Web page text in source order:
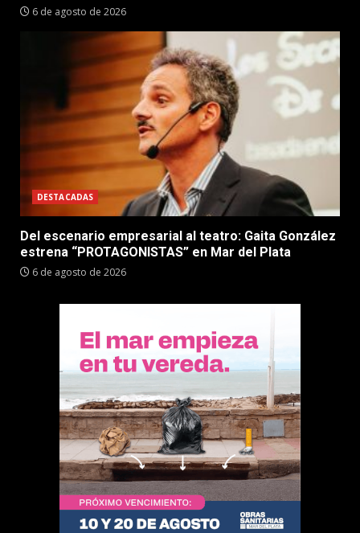
6 de agosto de 2026
DESTACADAS
Del escenario empresarial al teatro: Gaita González
estrena “PROTAGONISTAS” en Mar del Plata
6 de agosto de 2026